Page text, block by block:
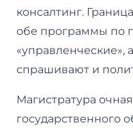
консалтинг.
обе программы по
спрашивают и
Магистратура
государственного